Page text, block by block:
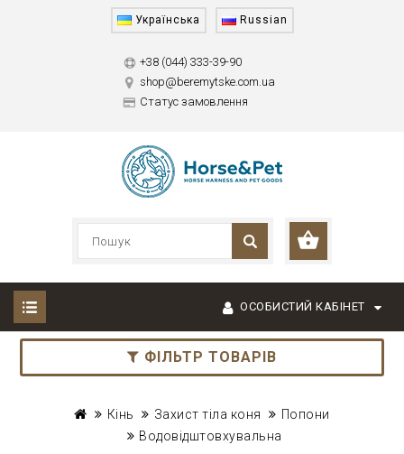
Українська Russian
+38 (044) 333-39-90
shop@beremytske.com.ua
Статус замовлення
ОСОБИСТИЙ КАБІНЕТ
ФІЛЬТР ТОВАРІВ
Кінь Захист тіла коня
Попони
Водовідштовхувальна